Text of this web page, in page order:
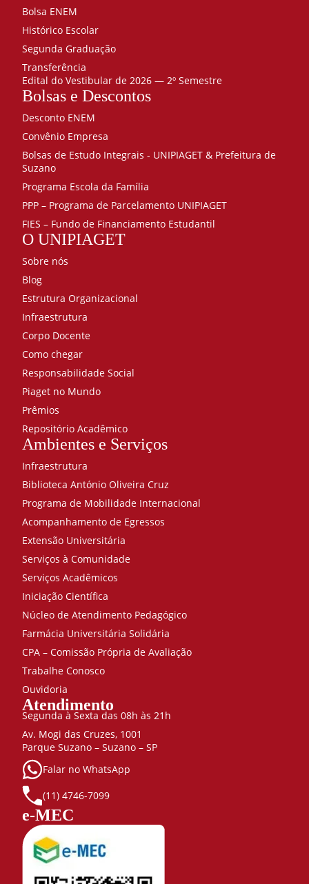
Bolsa ENEM
Histórico Escolar
Segunda Graduação
Transferência
Edital do Vestibular de 2026 — 2º Semestre
Bolsas e Descontos
Desconto ENEM
Convênio Empresa
Bolsas de Estudo Integrais - UNIPIAGET & Prefeitura de
Suzano
Programa Escola da Família
PPP – Programa de Parcelamento UNIPIAGET
FIES – Fundo de Financiamento Estudantil
O UNIPIAGET
Sobre nós
Blog
Estrutura Organizacional
Infraestrutura
Corpo Docente
Como chegar
Responsabilidade Social
Piaget no Mundo
Prêmios
Repositório Acadêmico
Ambientes e Serviços
Infraestrutura
Biblioteca António Oliveira Cruz
Programa de Mobilidade Internacional
Acompanhamento de Egressos
Extensão Universitária
Serviços à Comunidade
Serviços Acadêmicos
Iniciação Científica
Núcleo de Atendimento Pedagógico
Farmácia Universitária Solidária
CPA – Comissão Própria de Avaliação
Trabalhe Conosco
Ouvidoria
Atendimento
Segunda à Sexta das 08h às 21h
Av. Mogi das Cruzes, 1001
Parque Suzano – Suzano – SP
Falar no WhatsApp
(11) 4746-7099
e-MEC